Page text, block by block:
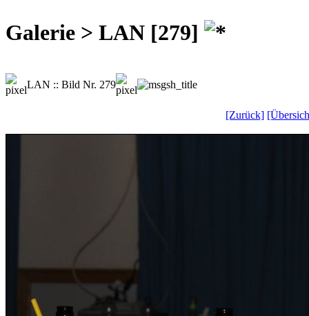
Galerie > LAN [279]
LAN :: Bild Nr. 279
[Zurück]